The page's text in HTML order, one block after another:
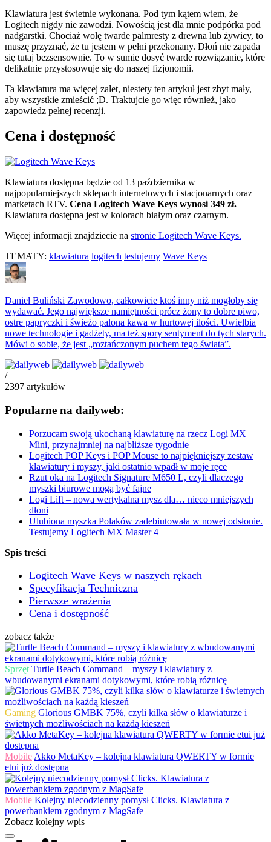
Klawiatura jest świetnie wykonana. Pod tym kątem wiem, że
Logitech nigdy nie zawodzi. Nowością jest dla mnie podpórka pod
nadgarstki. Chociaż wolę twarde palmresty z drewna lub żywicy, to
muszę przyznać, że tu jestem w pełni przekonany. Dłoń nie zapada
się tutaj bezsensownie. To w sumie dosyć twarde rozwiązanie, które
delikatnie przystosowuje się do naszej fizjonomii.
Ta klawiatura ma więcej zalet, niestety ten artykuł jest zbyt mały,
aby wszystkie zmieścić ;D. Traktujcie go więc również, jako
zapowiedz pełnej recenzji.
Cena i dostępność
Klawiatura dostępna będzie od 13 października w
najpopularniejszych sklepach internetowych i stacjonarnych oraz
marketach RTV. Cena Logitech Wave Keys wynosi 349 zł.
Klawiatura dostępna jest w kolorach białym oraz czarnym.
Więcej informacji znajdziecie na stronie Logitech Wave Keys.
TEMATY: klawiatura logitech testujemy Wave Keys
Daniel Buliński Zawodowo, całkowicie ktoś inny niż mogłoby się
wydawać. Jego największe namiętności prócz żony to dobre piwo,
ostre papryczki i świeżo palona kawa w hurtowej ilości. Uwielbia
nowe technologie i gadżety, ma też spory sentyment do tych starych.
Mówi o sobie, że jest „roztańczonym puchem tego świata”.
/
2397 artykułów
Popularne na dailyweb:
Porzucam swoją ukochaną klawiaturę na rzecz Logi MX
Mini, przynajmniej na najbliższe tygodnie
Logitech POP Keys i POP Mouse to najpiękniejszy zestaw
klawiatury i myszy, jaki ostatnio wpadł w moje ręce
Rzut oka na Logitech Signature M650 L, czyli dlaczego
myszki biurowe mogą być fajne
Logi Lift – nowa wertykalna mysz dla… nieco mniejszych
dłoni
Ulubiona myszka Polaków zadebiutowała w nowej odsłonie.
Testujemy Logitech MX Master 4
Spis treści
Logitech Wave Keys w naszych rękach
Specyfikacja Techniczna
Pierwsze wrażenia
Cena i dostępność
zobacz także
Sprzęt Turtle Beach Command – myszy i klawiatury z
wbudowanymi ekranami dotykowymi, które robią różnicę
Gaming Glorious GMBK 75%, czyli kilka słów o klawiaturze i
świetnych możliwościach na każdą kieszeń
Mobile Akko MetaKey – kolejna klawiatura QWERTY w formie
etui już dostępna
Mobile Kolejny niecodzienny pomysł Clicks. Klawiatura z
powerbankiem zgodnym z MagSafe
Zobacz kolejny wpis